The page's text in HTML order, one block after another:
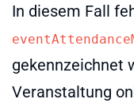
In diesem Fall
gekennzeichnet
Veranstaltung